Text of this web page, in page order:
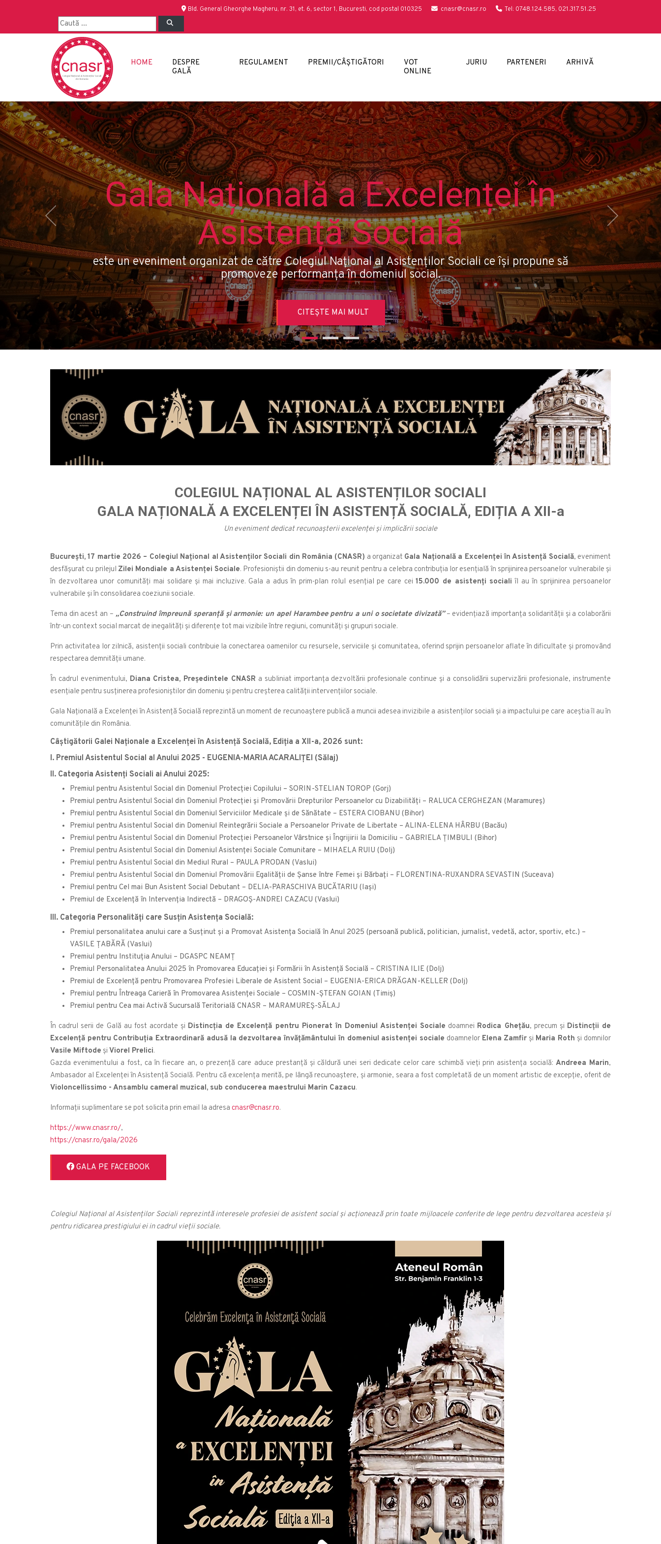
Bld. General Gheorghe Magheru, nr. 31, et. 6, sector 1, Bucuresti, cod postal 010325 cnasr@cnasr.ro Tel: 0748.124.585, 021.317.51.25
HOME
DESPRE
GALĂ
REGULAMENT PREMII/CÂȘTIGĂTORI
VOT
ONLINE
JURIU PARTENERI ARHIVĂ
Gala Națională a Excelenței în
Asistență Socială
este un eveniment organizat de către Colegiul Național al Asistenților Sociali ce îşi propune să
promoveze performanţa în domeniul social.
CITEȘTE MAI MULT
Previous Next
COLEGIUL NAȚIONAL AL ASISTENȚILOR SOCIALI
GALA NAȚIONALĂ A EXCELENȚEI ÎN ASISTENȚĂ SOCIALĂ, EDIȚIA A XII-a
Un eveniment dedicat recunoașterii excelenței și implicării sociale
București, 17 martie 2026 – Colegiul Național al Asistenților Sociali din România (CNASR) a organizat Gala Națională a Excelenței în Asistență Socială, eveniment
desfășurat cu prilejul Zilei Mondiale a Asistenței Sociale. Profesioniștii din domeniu s-au reunit pentru a celebra contribuția lor esențială în sprijinirea persoanelor vulnerabile și
în dezvoltarea unor comunități mai solidare și mai incluzive. Gala a adus în prim-plan rolul esențial pe care cei15.000 de asistenți sociali îl au în sprijinirea persoanelor
vulnerabile și în consolidarea coeziunii sociale.
Tema din acest an – „Construind împreună speranță și armonie: un apel Harambee pentru a uni o societate divizată”– evidențiază importanța solidarității și a colaborării
într-un context social marcat de inegalități și diferențe tot mai vizibile între regiuni, comunități și grupuri sociale.
Prin activitatea lor zilnică, asistenții sociali contribuie la conectarea oamenilor cu resursele, serviciile și comunitatea, oferind sprijin persoanelor aflate în dificultate și promovând
respectarea demnității umane.
În cadrul evenimentului, Diana Cristea, Președintele CNASR a subliniat importanța dezvoltării profesionale continue și a consolidării supervizării profesionale, instrumente
esențiale pentru susținerea profesioniștilor din domeniu și pentru creșterea calității intervențiilor sociale.
Gala Națională a Excelenței în Asistență Socială reprezintă un moment de recunoaștere publică a muncii adesea invizibile a asistenților sociali și a impactului pe care aceștia îl au în
comunitățile din România.
Câștigătorii Galei Naționale a Excelenței în Asistență Socială, Ediția a XII-a, 2026 sunt:
I. Premiul Asistentul Social al Anului 2025 - EUGENIA-MARIA ACARALIŢEI (Sălaj)
II. Categoria Asistenţi Sociali ai Anului 2025:
Premiul pentru Asistentul Social din Domeniul Protecţiei Copilului – SORIN-STELIAN TOROP (Gorj)
Premiul pentru Asistentul Social din Domeniul Protecţiei şi Promovării Drepturilor Persoanelor cu Dizabilităţi – RALUCA CERGHEZAN (Maramureș)
Premiul pentru Asistentul Social din Domeniul Serviciilor Medicale și de Sănătate – ESTERA CIOBANU (Bihor)
Premiul pentru Asistentul Social din Domeniul Reintegrării Sociale a Persoanelor Private de Libertate – ALINA-ELENA HÂRBU (Bacău)
Premiul pentru Asistentul Social din Domeniul Protecției Persoanelor Vârstnice şi Îngrijirii la Domiciliu – GABRIELA ŢIMBULI (Bihor)
Premiul pentru Asistentul Social din Domeniul Asistenţei Sociale Comunitare – MIHAELA RUIU (Dolj)
Premiul pentru Asistentul Social din Mediul Rural – PAULA PRODAN (Vaslui)
Premiul pentru Asistentul Social din Domeniul Promovării Egalității de Șanse între Femei și Bărbați – FLORENTINA-RUXANDRA SEVASTIN (Suceava)
Premiul pentru Cel mai Bun Asistent Social Debutant – DELIA-PARASCHIVA BUCĂTARIU (Iași)
Premiul de Excelență în Intervenția Indirectă – DRAGOŞ-ANDREI CAZACU (Vaslui)
III. Categoria Personalităţi care Susţin Asistenţa Socială:
Premiul personalitatea anului care a Susținut și a Promovat Asistența Socială în Anul 2025 (persoană publică, politician, jurnalist, vedetă, actor, sportiv, etc.) –
VASILE ȚABĂRĂ (Vaslui)
Premiul pentru Instituția Anului – DGASPC NEAMȚ
Premiul Personalitatea Anului 2025 în Promovarea Educaţiei şi Formării în Asistenţă Socială – CRISTINA ILIE (Dolj)
Premiul de Excelenţă pentru Promovarea Profesiei Liberale de Asistent Social – EUGENIA-ERICA DRĂGAN-KELLER (Dolj)
Premiul pentru Întreaga Carieră în Promovarea Asistenţei Sociale – COSMIN-ŞTEFAN GOIAN (Timiș)
Premiul pentru Cea mai Activă Sucursală Teritorială CNASR – MARAMUREȘ-SĂLAJ
În cadrul serii de Gală au fost acordate și Distincția de Excelență pentru Pionerat în Domeniul Asistenței Sociale doamnei Rodica Ghețău, precum și Distincții de
Excelență pentru Contribuția Extraordinară adusă la dezvoltarea învățământului în domeniul asistenței sociale doamnelor Elena Zamfir și Maria Roth și domnilor
Vasile Miftode și Viorel Prelici.
Gazda evenimentului a fost, ca în fiecare an, o prezență care aduce prestanță și căldură unei seri dedicate celor care schimbă vieți prin asistența socială: Andreea Marin,
Ambasador al Excelenței în Asistență Socială. Pentru că excelența merită, pe lângă recunoaștere, și armonie, seara a fost completată de un moment artistic de excepție, oferit de
Violoncellissimo - Ansamblu cameral muzical, sub conducerea maestrului Marin Cazacu.
Informații suplimentare se pot solicita prin email la adresa cnasr@cnasr.ro.
https://www.cnasr.ro/,
https://cnasr.ro/gala/2026
GALA PE FACEBOOK
Colegiul Național al Asistenților Sociali reprezintă interesele profesiei de asistent social și acționează prin toate mijloacele conferite de lege pentru dezvoltarea acesteia și
pentru ridicarea prestigiului ei in cadrul vieții sociale.